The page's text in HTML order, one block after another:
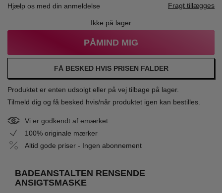
Hjælp os med din anmeldelse Fragt tillægges
Ikke på lager
PÅMIND MIG
FÅ BESKED HVIS PRISEN FALDER
Produktet er enten udsolgt eller på vej tilbage på lager.
Tilmeld dig og få besked hvis/når produktet igen kan bestilles.
Vi er godkendt af emærket
100% originale mærker
Altid gode priser - Ingen abonnement
BADEANSTALTEN RENSENDE
ANSIGTSMASKE